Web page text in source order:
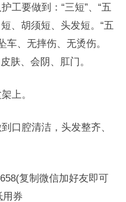
要做到：“三短”、“五
短、胡须短、头发短。“五
车、无摔伤、无烫伤。
肤、会阴、肛门。
上。
腔清洁，头发整齐、
复制微信加好友即可
用券